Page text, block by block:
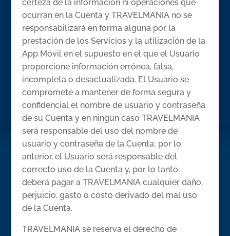
certeza de la información ni operaciones que
ocurran en la Cuenta y TRAVELMANIA no se
responsabilizará en forma alguna por la
prestación de los Servicios y la utilización de la
App Móvil en el supuesto en el que el Usuario
proporcione información errónea, falsa,
incompleta o desactualizada. El Usuario se
compromete a mantener de forma segura y
confidencial el nombre de usuario y contraseña
de su Cuenta y en ningún caso TRAVELMANIA
será responsable del uso del nombre de
usuario y contraseña de la Cuenta; por lo
anterior, el Usuario será responsable del
correcto uso de la Cuenta y, por lo tanto,
deberá pagar a TRAVELMANIA cualquier daño,
perjuicio, gasto o costo derivado del mal uso
de la Cuenta.
TRAVELMANIA se reserva el derecho de